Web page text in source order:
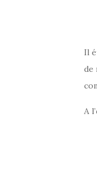
Il
de
A